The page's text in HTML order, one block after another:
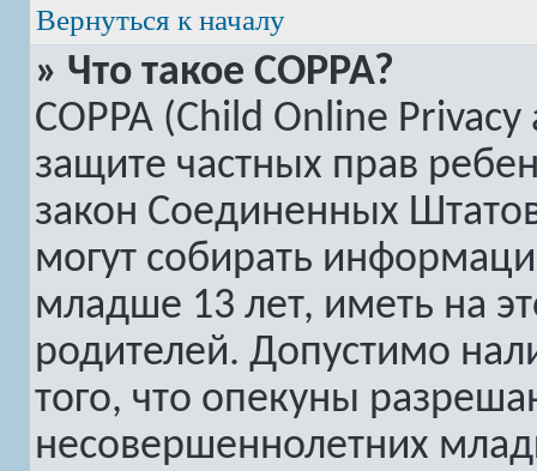
Вернуться к началу
» Что такое COPPA?
COPPA (Child Online
защите частных прав
закон Соединенных
могут собирать
младше 13 лет, иметь на
родителей. Допустимо
того, что опекуны
несовершеннолетних